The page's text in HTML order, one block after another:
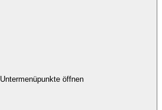
Untermenüpunkte öffnen